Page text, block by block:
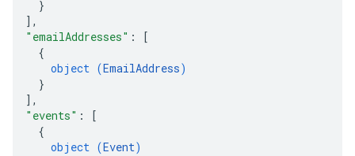
}
] ,
"emailAddresses" :
[
{
object (EmailAddress)
}
] ,
"events" :
[
{
object (Event)